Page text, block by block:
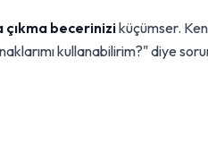
çıkma beceriniziküçümser.
kullanabilirim?" diye